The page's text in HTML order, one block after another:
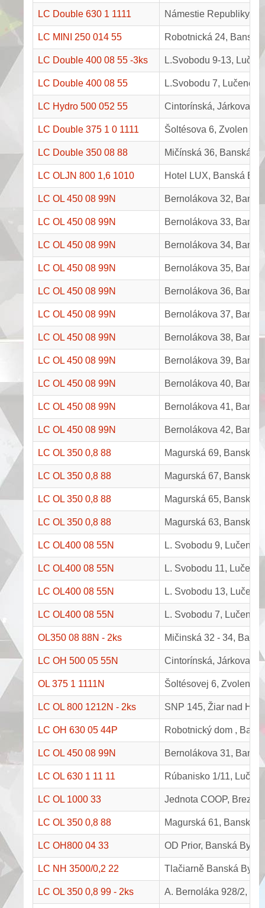
LC Double 630 1 1111 Námestie Republiky 1,
LC MINI 250 014 55 Robotnická 24, Banská
LC Double 400 08 55 -3ks L.Svobodu 9-13,
LC Double 400 08 55 L.Svobodu 7, Lučenec
LC Hydro 500 052 55 Cintorínská, Járkova-
LC Double 375 1 0 1111 Šoltésova 6, Zvolen
LC Double 350 08 88 Mičínská 36, Banská
LC OLJN 800 1,6 1010 Hotel LUX, Banská
LC OL 450 08 99N Bernolákova 32,
LC OL 450 08 99N Bernolákova 33,
LC OL 450 08 99N Bernolákova 34,
LC OL 450 08 99N Bernolákova 35,
LC OL 450 08 99N Bernolákova 36,
LC OL 450 08 99N Bernolákova 37,
LC OL 450 08 99N Bernolákova 38,
LC OL 450 08 99N Bernolákova 39,
LC OL 450 08 99N Bernolákova 40,
LC OL 450 08 99N Bernolákova 41,
LC OL 450 08 99N Bernolákova 42,
LC OL 350 0,8 88 Magurská 69, Banská
LC OL 350 0,8 88 Magurská 67, Banská
LC OL 350 0,8 88 Magurská 65, Banská
LC OL 350 0,8 88 Magurská 63, Banská
LC OL400 08 55N L. Svobodu 9, Lučenec
LC OL400 08 55N L. Svobodu 11, Lučenec
LC OL400 08 55N L. Svobodu 13,
LC OL400 08 55N L. Svobodu 7, Lučenec
OL350 08 88N - 2ks Mičinská 32 - 34,
LC OH 500 05 55N Cintorínská, Járkova H,
OL 375 1 1111N Šoltésovej 6, Zvolen
LC OL 800 1212N - 2ks SNP 145, Žiar nad
LC OH 630 05 44P Robotnický dom ,
LC OL 450 08 99N Bernolákova 31,
LC OL 630 1 11 11 Rúbanisko 1/11,
LC OL 1000 33 Jednota COOP, Brezno
LC OL 350 0,8 88 Magurská 61, Banská
LC OH800 04 33 OD Prior, Banská
LC NH 3500/0,2 22 Tlačiarně Banská
LC OL 350 0,8 99 - 2ks A. Bernoláka 928/2, 3,